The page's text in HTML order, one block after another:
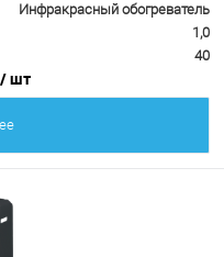
Инфракрасный обогреватель
1,0
40
/ шт